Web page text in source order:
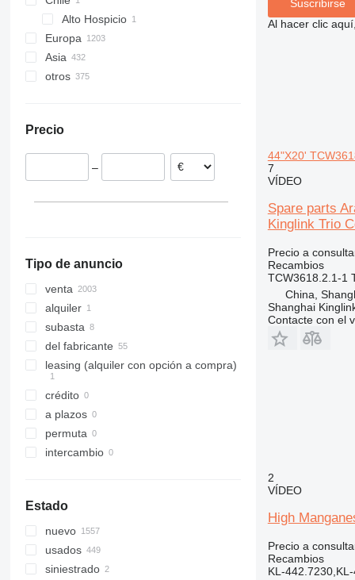
325
326
329
330
345
349
416
420
422
426
428
432
438
735
740
777
920
924
926
Alto Hospicio
Europa
Alemania
Polonia
Bélgica
España
Asia
Turquía
Kirguistán
otros
Zambia
Moldavia
Precio
–
Tipo de anuncio
venta
alquiler
subasta
del fabricante
leasing (alquiler con opción a compra)
crédito
a plazos
permuta
intercambio
Estado
nuevo
usados
siniestrado
Suscribirse
Al hacer clic
44"X20'
7
VÍDEO
Spare parts
Kinglink Trio
Precio a
Recambios
TCW3618.2.1-1
China,
Shanghai
Contacte con el
2
VÍDEO
High
Precio a
Recambios
KL-